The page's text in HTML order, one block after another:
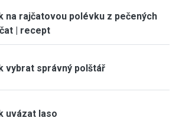
na rajčatovou polévku z pečených
| recept
vybrat správný polštář
uvázat laso